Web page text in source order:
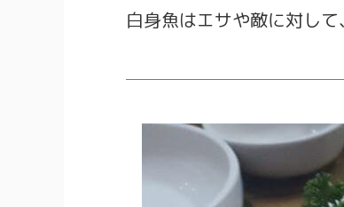
白身魚はエサや敵に対し